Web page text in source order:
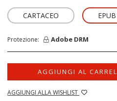
CARTACEO
Protezione: Adobe DRM
AGGIUNGI AL
AGGIUNGI ALLA WISHLIST